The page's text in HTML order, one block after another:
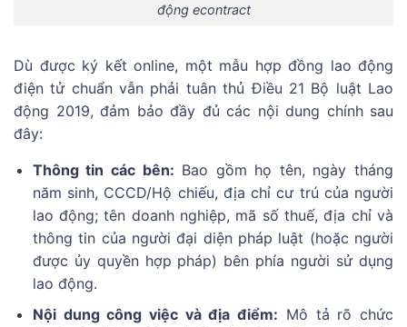
động econtract
Dù được ký kết online, một mẫu hợp đồng lao động
điện tử chuẩn vẫn phải tuân thủ Điều 21 Bộ luật Lao
động 2019, đảm bảo đầy đủ các nội dung chính sau
đây:
Thông tin các bên: Bao gồm họ tên, ngày tháng
năm sinh, CCCD/Hộ chiếu, địa chỉ cư trú của người
lao động; tên doanh nghiệp, mã số thuế, địa chỉ và
thông tin của người đại diện pháp luật (hoặc người
được ủy quyền hợp pháp) bên phía người sử dụng
lao động.
Nội dung công việc và địa điểm: Mô tả rõ chức